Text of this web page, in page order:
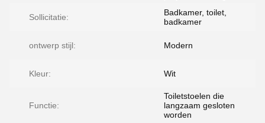
Sollicitatie:
Badkamer, toilet,
badkamer
ontwerp stijl: Modern
Kleur: Wit
Functie:
Toiletstoelen die
langzaam gesloten
worden